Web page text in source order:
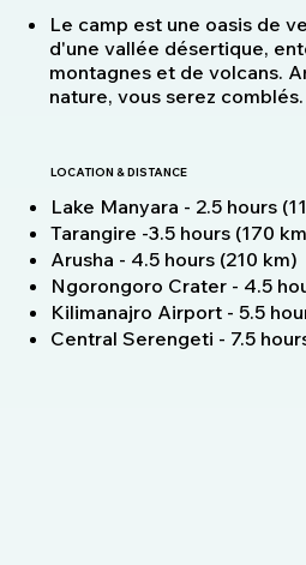
Le camp est une oasis de
d'une vallée désertique,
montagnes et de volcans.
nature, vous serez comblés.
LOCATION & DISTANCE
Lake Manyara - 2.5 hours
Tarangire -3.5 hours (170
Arusha - 4.5 hours (210 km)
Ngorongoro Crater - 4.5
Kilimanajro Airport - 5.5
Central Serengeti - 7.5